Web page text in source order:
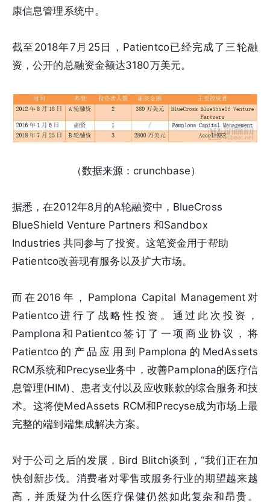
康信息管理系统中。
截至2018年7月25日，Patientco已经完成了三轮融
资，公开的总融资金额达3180万美元。
（数据来源：crunchbase）
据悉，在2012年8月的A轮融资中，BlueCross
BlueShield Venture Partners 和Sandbox
Industries 共同参与了投资。这笔资金用于帮助
Patientco改善现有服务以及扩大市场。
而在2016年，Pamplona Capital Management对
Patientco进行了战略性投资。通过此次投资，
Pamplona和Patientco签订了一项商业协议，将
Patientco的产品应用到Pamplona的MedAssets
RCM系统和Precyse业务中，改善Pamplona的医疗信
息管理(HIM)、患者支付以及应收账款的综合服务和技
术。这将使MedAssets RCM和Precyse成为市场上最
完整的端到端集成解决方案。
对于公司之后的发展，Bird Blitch谈到，“我们正在加
快创新步伐。消费者对零售或服务行业的期望越来越
高，并质疑为什么医疗保健仍然如此复杂和昂贵。